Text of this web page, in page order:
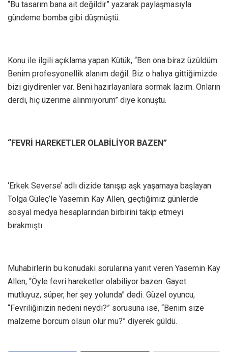
“Bu tasarım bana ait değildir” yazarak paylaşmasıyla
gündeme bomba gibi düşmüştü.
Konu ile ilgili açıklama yapan Kütük, “Ben ona biraz üzüldüm.
Benim profesyonellik alanım değil. Biz o halıya gittiğimizde
bizi giydirenler var. Beni hazırlayanlara sormak lazım. Onların
derdi, hiç üzerime alınmıyorum” diye konuştu.
“FEVRİ HAREKETLER OLABİLİYOR BAZEN”
‘Erkek Severse’ adlı dizide tanışıp aşk yaşamaya başlayan
Tolga Güleç’le Yasemin Kay Allen, geçtiğimiz günlerde
sosyal medya hesaplarından birbirini takip etmeyi
bırakmıştı.
Muhabirlerin bu konudaki sorularına yanıt veren Yasemin Kay
Allen, “Öyle fevri hareketler olabiliyor bazen. Gayet
mutluyuz, süper, her şey yolunda” dedi. Güzel oyuncu,
“Fevriliğinizin nedeni neydi?” sorusuna ise, “Benim size
malzeme borcum olsun olur mu?” diyerek güldü.